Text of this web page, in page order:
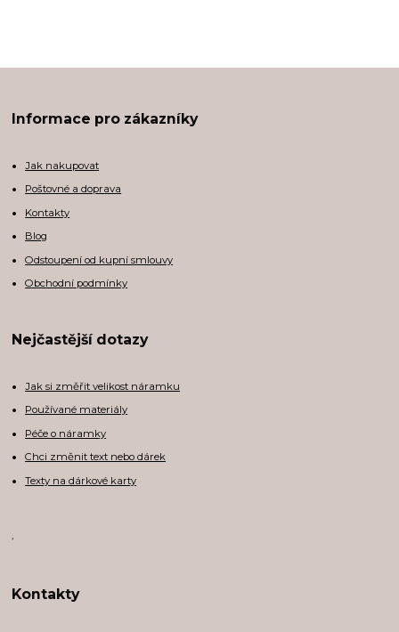
Informace pro zákazníky
Jak nakupovat
Poštovné a doprava
Kontakty
Blog
Odstoupení od kupní smlouvy
Obchodní podmínky
Nejčastější dotazy
Jak si změřit velikost náramku
Používané materiály
Péče o náramky
Chci změnit text nebo dárek
Texty na dárkové karty
,
Kontakty